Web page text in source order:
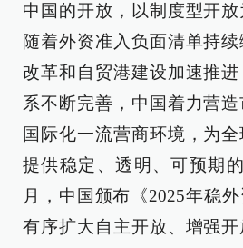
中国的开放，以制度型开放
随着外资准入负面清单持
改革和自贸港建设加速推
系不断完善，中国着力营造
国际化一流营商环境，为
提供稳定、透明、可预期
月，中国颁布《2025年稳
有序扩大自主开放、增强